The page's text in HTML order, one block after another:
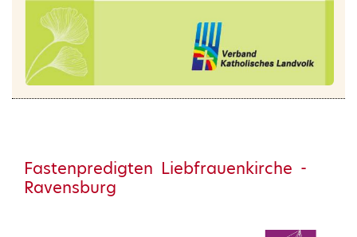
Fastenpredigten Liebfrauenkirche -
Ravensburg